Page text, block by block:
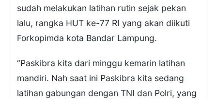
sudah melakukan latihan rutin sejak pekan
lalu, rangka HUT ke-77 RI yang akan diikuti
Forkopimda kota Bandar Lampung.
“Paskibra kita dari minggu kemarin latihan
mandiri. Nah saat ini Paskibra kita sedang
latihan gabungan dengan TNI dan Polri, yang